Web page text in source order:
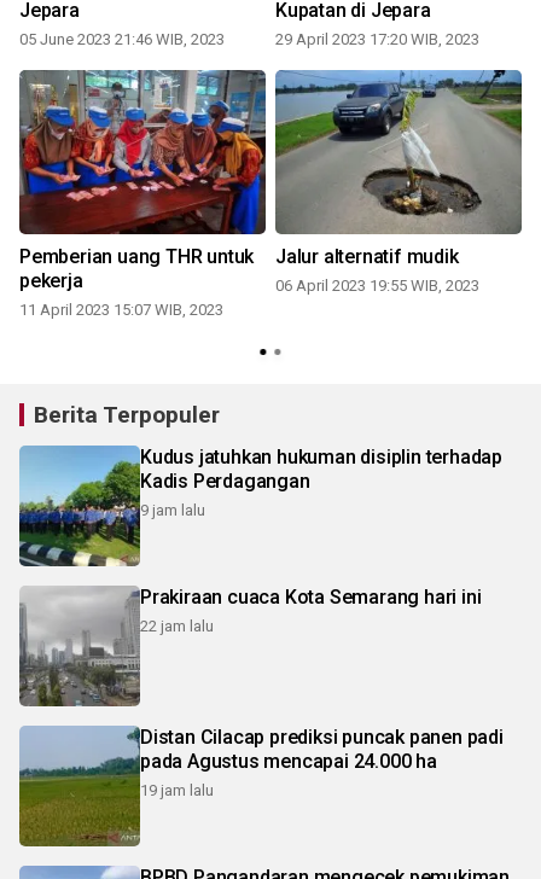
Jepara
05 June 2023 21:46 WIB, 2023
Kupatan di Jepara
29 April 2023 17:20 WIB, 2023
Pemberian uang THR untuk
pekerja
11 April 2023 15:07 WIB, 2023
Jalur alternatif mudik
06 April 2023 19:55 WIB, 2023
Berita Terpopuler
Kudus jatuhkan hukuman disiplin terhadap
Kadis Perdagangan
9 jam lalu
Prakiraan cuaca Kota Semarang hari ini
22 jam lalu
Distan Cilacap prediksi puncak panen padi
pada Agustus mencapai 24.000 ha
19 jam lalu